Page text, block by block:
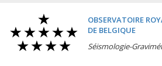
OBSERVATOIRE
DE BELGIQUE
Séismologie-